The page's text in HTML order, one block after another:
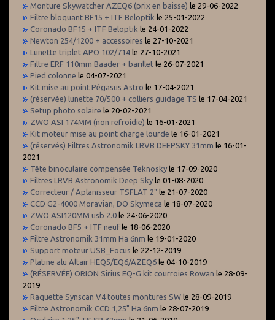
Monture Skywatcher AZEQ6 (prix en baisse) le 29-06-2022
Filtre bloquant BF15 + ITF Beloptik le 25-01-2022
Coronado BF15 + ITF Beloptik le 24-01-2022
Newton 254/1200 + accessoires le 27-10-2021
Lunette triplet APO 102/714 le 27-10-2021
Filtre ERF 110mm Baader + barillet le 26-07-2021
Pied colonne le 04-07-2021
Kit mise au point Pégasus Astro le 17-04-2021
(réservée) lunette 70/500 + colliers guidage TS le 17-04-2021
Setup photo solaire le 20-02-2021
ZWO ASI 174MM (non refroidie) le 16-01-2021
Kit moteur mise au point charge lourde le 16-01-2021
(réservés) Filtres Astronomik LRVB DEEPSKY 31mm le 16-01-
2021
Tête binoculaire compensée Teknosky le 17-09-2020
Filtres LRVB Astronomik Deep Sky le 01-08-2020
Correcteur / Aplanisseur TSFLAT 2" le 21-07-2020
CCD G2-4000 Moravian, DO Skymeca le 18-07-2020
ZWO ASI120MM usb 2.0 le 24-06-2020
Coronado BF5 + ITF neuf le 18-06-2020
Filtre Astronomik 31mm Ha 6nm le 19-01-2020
Support moteur USB_Focus le 22-12-2019
Platine alu Altair HEQ5/EQ6/AZEQ6 le 04-10-2019
(RÉSERVÉE) ORION Sirius EQ-G kit courroies Rowan le 28-09-
2019
Raquette Synscan V4 toutes montures SW le 28-09-2019
Filtre Astronomik CCD 1,25" Ha 6nm le 28-07-2019